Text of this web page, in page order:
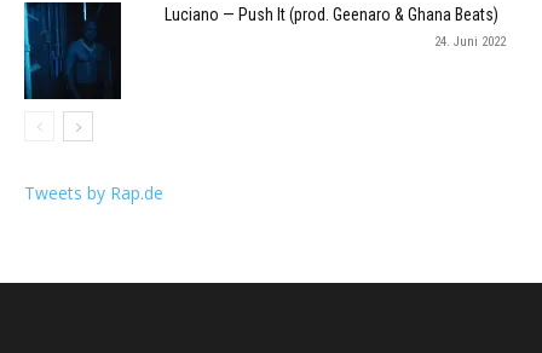
Luciano — Push It (prod. Geenaro & Ghana Beats)
24. Juni 2022
Tweets by Rap.de